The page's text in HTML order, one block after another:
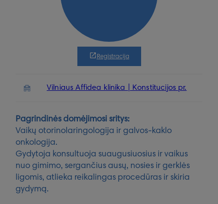
Registracija
Vilniaus Affidea klinika | Konstitucijos pr.
Pagrindinės domėjimosi sritys:
Vaikų otorinolaringologija ir galvos-kaklo
onkologija.
Gydytoja konsultuoja suaugusiuosius ir vaikus
nuo gimimo, sergančius ausų, nosies ir gerklės
ligomis, atlieka reikalingas procedūras ir skiria
gydymą.